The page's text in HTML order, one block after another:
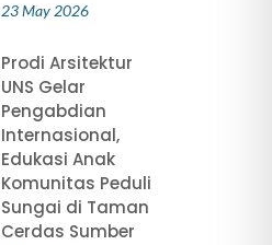
23 May 2026
Prodi Arsitektur
UNS Gelar
Pengabdian
Internasional,
Edukasi Anak
Komunitas Peduli
Sungai di Taman
Cerdas Sumber